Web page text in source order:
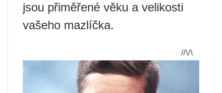
jsou přiměřené věku a velikosti
vašeho mazlíčka.